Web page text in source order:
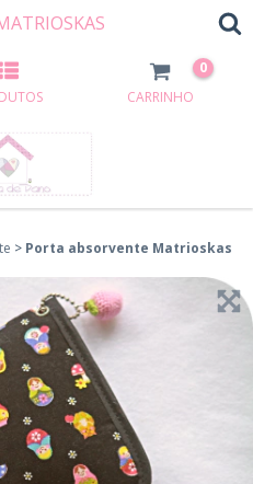
CARRINHO
0
> Porta absorvente Matrioskas